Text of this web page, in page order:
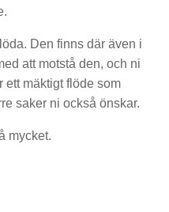
Den finns där även i
att motstå den, och ni
ett mäktigt flöde som
saker ni också önskar.
mycket.